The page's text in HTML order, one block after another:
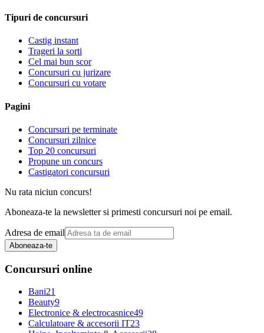
Tipuri de concursuri
Castig instant
Trageri la sorti
Cel mai bun scor
Concursuri cu jurizare
Concursuri cu votare
Pagini
Concursuri pe terminate
Concursuri zilnice
Top 20 concursuri
Propune un concurs
Castigatori concursuri
Nu rata niciun concurs!
Aboneaza-te la newsletter si primesti concursuri noi pe email.
Adresa de email
Aboneaza-te
Concursuri online
Bani21
Beauty9
Electronice & electrocasnice49
Calculatoare & accesorii IT23